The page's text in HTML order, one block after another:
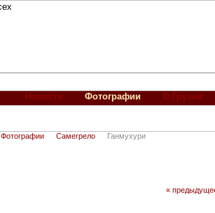
Новости Фотографии О Грузии
Фотографии Самегрело Ганмухури
«